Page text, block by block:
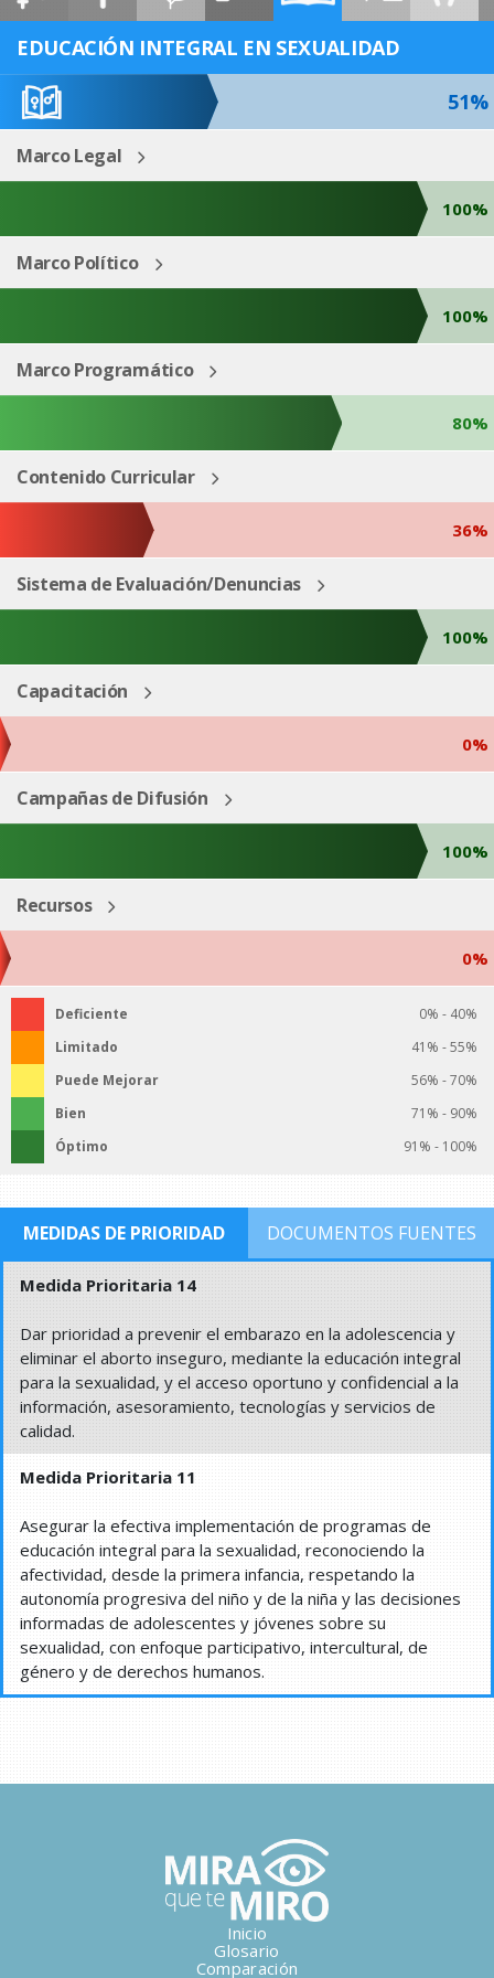
ESP ENG
EDUCACIÓN INTEGRAL EN SEXUALIDAD
51%
Marco Legal
100%
Marco Político
100%
Marco Programático
80%
Contenido Curricular
36%
Sistema de Evaluación/Denuncias
100%
Capacitación
0%
Campañas de Difusión
100%
Recursos
0%
Deficiente
0% - 40%
Limitado
41% - 55%
Puede Mejorar
56% - 70%
Bien
71% - 90%
Óptimo
91% - 100%
MEDIDAS DE PRIORIDAD DOCUMENTOS FUENTES
Medida Prioritaria 14
Dar prioridad a prevenir el embarazo en la adolescencia y
eliminar el aborto inseguro, mediante la educación integral
para la sexualidad, y el acceso oportuno y confidencial a la
información, asesoramiento, tecnologías y servicios de
calidad.
Medida Prioritaria 11
Asegurar la efectiva implementación de programas de
educación integral para la sexualidad, reconociendo la
afectividad, desde la primera infancia, respetando la
autonomía progresiva del niño y de la niña y las decisiones
informadas de adolescentes y jóvenes sobre su
sexualidad, con enfoque participativo, intercultural, de
género y de derechos humanos.
Inicio
Glosario
Comparación